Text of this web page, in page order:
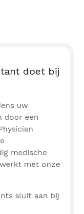
doet bij
uw
door een
medische
met onze
sluit aan bij